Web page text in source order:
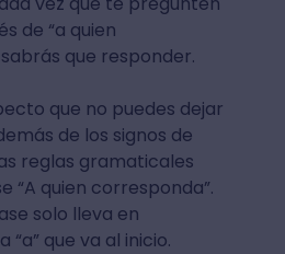
de “a quien
que responder.
que no puedes dejar
de los signos de
reglas gramaticales
“A quien corresponda”.
solo lleva en
que va al inicio.